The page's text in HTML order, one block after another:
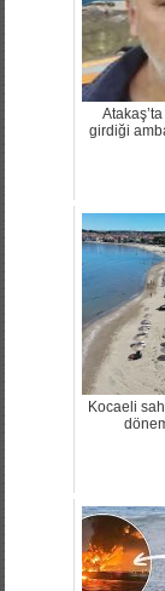
Atakaş’ta
girdiği
Kocaeli